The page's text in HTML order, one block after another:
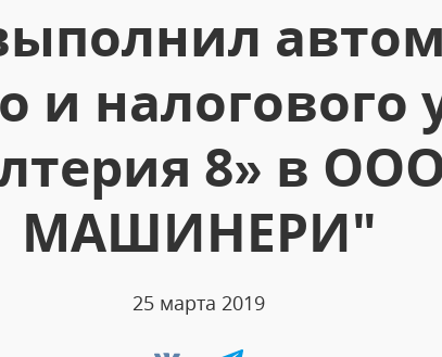
и налогового
8» в
МАШИНЕРИ"
25 марта 2019